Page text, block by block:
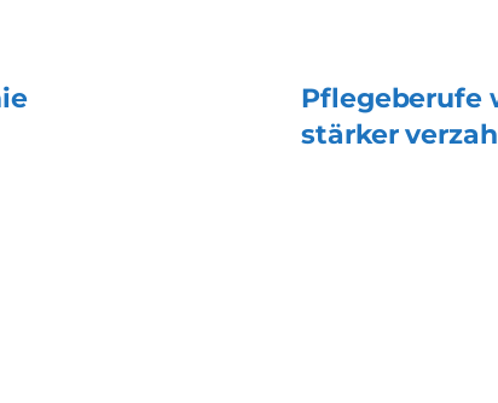
Pflegeberufe
stärker